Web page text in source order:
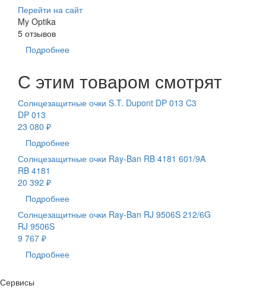
Перейти на сайт
My Optika
5 отзывов
Подробнее
С этим товаром смотрят
Солнцезащитные очки S.T. Dupont DP 013 C3
DP 013
23 080 ₽
Подробнее
Солнцезащитные очки Ray-Ban RB 4181 601/9A
RB 4181
20 392 ₽
Подробнее
Солнцезащитные очки Ray-Ban RJ 9506S 212/6G
RJ 9506S
9 767 ₽
Подробнее
Сервисы